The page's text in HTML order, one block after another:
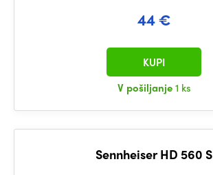
44 €
V pošiljanje1 ks
KUPI
Sennheiser HD 560 S